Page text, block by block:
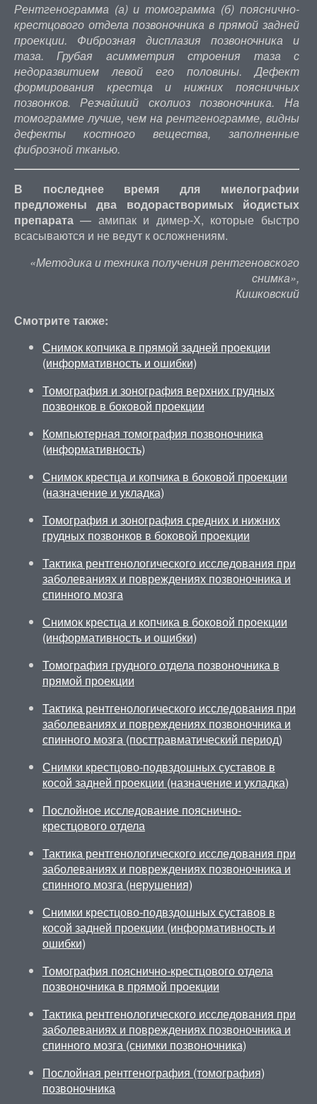
Рентгенограмма (а) и томограмма (б) пояснично-
крестцового отдела позвоночника в прямой задней
проекции. Фиброзная дисплазия позвоночника и
таза. Грубая асимметрия строения таза с
недоразвитием левой его половины. Дефект
формирования крестца и нижних поясничных
позвонков. Резчайший сколиоз позвоночника. На
томограмме лучше, чем на рентгенограмме, видны
дефекты костного вещества, заполненные
фиброзной тканью.
В последнее время для миелографии
предложены два водорастворимых йодистых
препарата— амипак и димер-Х, которые быстро
всасываются и не ведут к осложнениям.
«Методика и техника получения рентгеновского
снимка»,
Кишковский
Смотрите также:
Снимок копчика в прямой задней проекции
(информативность и ошибки)
Томография и зонография верхних грудных
позвонков в боковой проекции
Компьютерная томография позвоночника
(информативность)
Снимок крестца и копчика в боковой проекции
(назначение и укладка)
Томография и зонография средних и нижних
грудных позвонков в боковой проекции
Тактика рентгенологического исследования при
заболеваниях и повреждениях позвоночника и
спинного мозга
Снимок крестца и копчика в боковой проекции
(информативность и ошибки)
Томография грудного отдела позвоночника в
прямой проекции
Тактика рентгенологического исследования при
заболеваниях и повреждениях позвоночника и
спинного мозга (посттравматический период)
Снимки крестцово-подвздошных суставов в
косой задней проекции (назначение и укладка)
Послойное исследование пояснично-
крестцового отдела
Тактика рентгенологического исследования при
заболеваниях и повреждениях позвоночника и
спинного мозга (нерушения)
Снимки крестцово-подвздошных суставов в
косой задней проекции (информативность и
ошибки)
Томография пояснично-крестцового отдела
позвоночника в прямой проекции
Тактика рентгенологического исследования при
заболеваниях и повреждениях позвоночника и
спинного мозга (снимки позвоночника)
Послойная рентгенография (томография)
позвоночника